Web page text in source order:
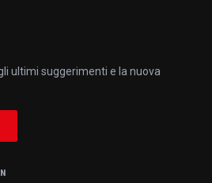
ultimi suggerimenti e la nuova